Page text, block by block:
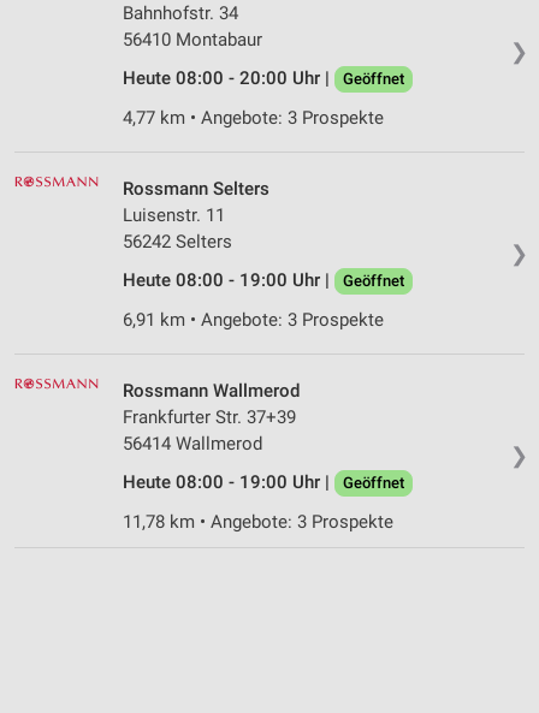
❯
Bahnhofstr. 34
56410 Montabaur
Heute 08:00 - 20:00 Uhr |
Geöffnet
4,77 km • Angebote: 3 Prospekte
❯
Rossmann Selters
Luisenstr. 11
56242 Selters
Heute 08:00 - 19:00 Uhr |
Geöffnet
6,91 km • Angebote: 3 Prospekte
❯
Rossmann Wallmerod
Frankfurter Str. 37+39
56414 Wallmerod
Heute 08:00 - 19:00 Uhr |
Geöffnet
11,78 km • Angebote: 3 Prospekte